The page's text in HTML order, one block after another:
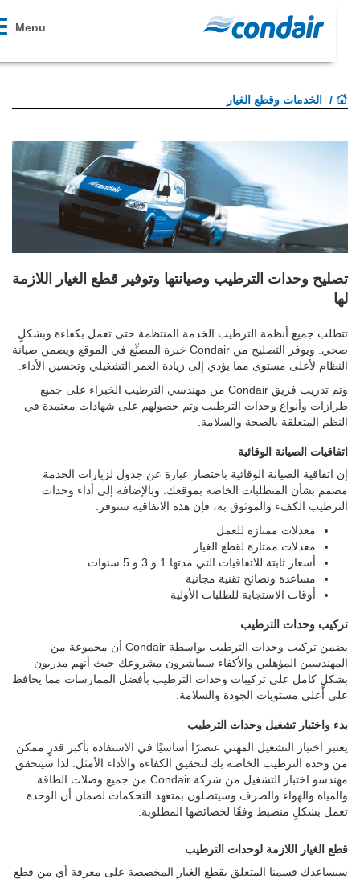
Menu
الخدمات وقطع الغيار
تصليح وحدات الترطيب وصيانتها وتوفير قطع الغيار اللازمة
لها
تتطلب جميع أنظمة الترطيب الخدمة المنتظمة حتى تعمل بكفاءة وبشكلٍ
صحي. ويوفر التصليح من Condair خبرة المصنِّع في الموقع ويضمن صيانة
النظام لأعلى مستوى مما يؤدي إلى زيادة العمر التشغيلي وتحسين الأداء.
وتم تدريب فريق Condair من مهندسي الترطيب الخبراء على جميع
طرازات وأنواع وحدات الترطيب وتم حصولهم على شهادات معتمدة في
النظم المتعلقة بالصحة والسلامة.
اتفاقيات الصيانة الوقائية
إن اتفاقية الصيانة الوقائية باختصار عبارة عن جدول لزيارات الخدمة
مصمم بشأن المتطلبات الخاصة بموقعك. وبالإضافة إلى أداء وحدات
الترطيب الكفء والموثوق به، فإن هذه الاتفاقية ستوفر:
معدلات ممتازة للعمل
معدلات ممتازة لقطع الغيار
أسعار ثابتة للاتفاقيات التي مدتها 1 و 3 و 5 سنوات
مساعدة ونصائح تقنية مجانية
أوقات الاستجابة للطلبات الأولية
تركيب وحدات الترطيب
يضمن تركيب وحدات الترطيب بواسطة Condair أن مجموعة من
المهندسين المؤهلين والأكفاء سيباشرون مشروعك حيث أنهم مدربون
بشكلٍ كامل على تركيبات وحدات الترطيب بأفضل الممارسات مما يحافظ
على أعلى مستويات الجودة والسلامة.
بدء واختبار تشغيل وحدات الترطيب
يعتبر اختبار التشغيل المهني عنصرًا أساسيًا في الاستفادة بأكبر قدرٍ ممكن
من وحدة الترطيب الخاصة بك لتحقيق الكفاءة والأداء الأمثل. لذا سيتحقق
مهندسو اختبار التشغيل من شركة Condair من جميع وصلات الطاقة
والمياه والهواء والصرف وسيتصلون بمتعهد التحكمات لضمان أن الوحدة
تعمل بشكلٍ منضبط وفقًا لخصائصها المطلوبة.
قطع الغيار اللازمة لوحدات الترطيب
سيساعدك قسمنا المتعلق بقطع الغيار المخصصة على معرفة أي من قطع